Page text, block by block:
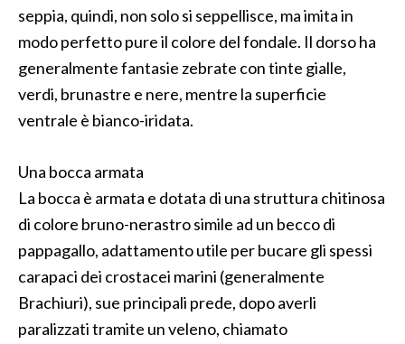
seppia, quindi, non solo si seppellisce, ma imita in
modo perfetto pure il colore del fondale. Il dorso ha
generalmente fantasie zebrate con tinte gialle,
verdi, brunastre e nere, mentre la superficie
ventrale è bianco-iridata.
Una bocca armata
La bocca è armata e dotata di una struttura chitinosa
di colore bruno-nerastro simile ad un becco di
pappagallo, adattamento utile per bucare gli spessi
carapaci dei crostacei marini (generalmente
Brachiuri), sue principali prede, dopo averli
paralizzati tramite un veleno, chiamato